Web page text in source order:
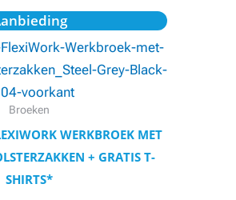
productpagina
Broeken
WERKBROEK MET
+ GRATIS T-
SHIRTS*
Oorspronkelijke
prijs
was:
€169,27.
Huidige
prijs
is:
€152,14.
Dit
product
heeft
meerdere
variaties.
Deze
optie
kan